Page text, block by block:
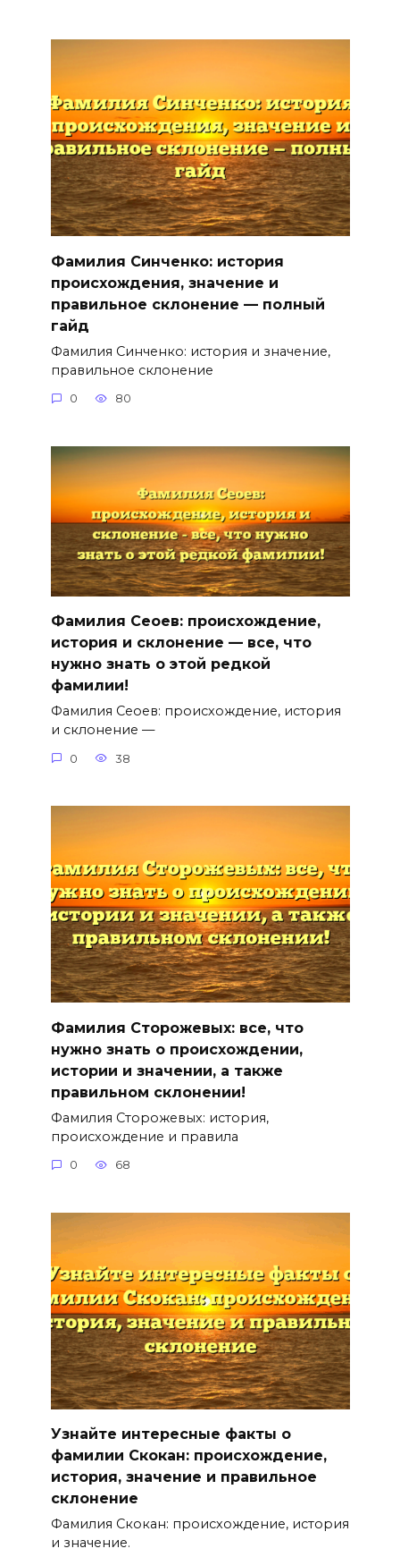
Фамилия Синченко: история
происхождения, значение и
правильное склонение — полный
гайд
Фамилия Синченко: история и значение,
правильное склонение
0 80
Фамилия Сеоев: происхождение,
история и склонение — все, что
нужно знать о этой редкой
фамилии!
Фамилия Сеоев: происхождение, история
и склонение —
0 38
Фамилия Сторожевых: все, что
нужно знать о происхождении,
истории и значении, а также
правильном склонении!
Фамилия Сторожевых: история,
происхождение и правила
0 68
Узнайте интересные факты о
фамилии Скокан: происхождение,
история, значение и правильное
склонение
Фамилия Скокан: происхождение, история
и значение.